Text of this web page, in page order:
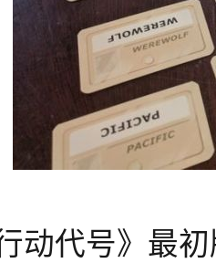
动代号》最